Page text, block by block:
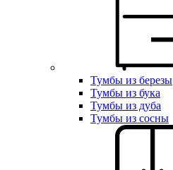
Тумбы из березы
Тумбы из бука
Тумбы из дуба
Тумбы из сосны